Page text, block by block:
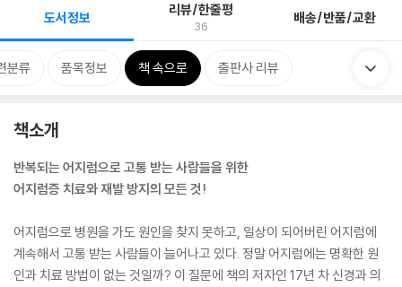
도서정보 리뷰/한줄평
36 배송/반품/교환
분류 품목정보 책 속으로 출판사 리뷰
책소개
반복되는 어지럼으로 고통 받는 사람들을 위한
어지럼증 치료와 재발 방지의 모든 것!
어지럼으로 병원을 가도 원인을 찾지 못하고, 일상이 되어버린 어지럼에
계속해서 고통 받는 사람들이 늘어나고 있다. 정말 어지럼에는 명확한 원
인과 치료 방법이 없는 것일까? 이 질문에 책의 저자인 17년 차 신경과 의